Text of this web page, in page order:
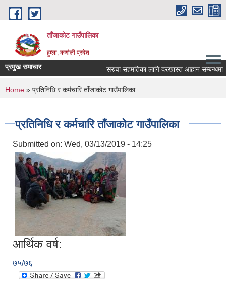
Skip to main content
ताँजाकोट गाउँपालिका
हुम्ला, कर्णाली प्रदेश
प्रमुख समाचार सरुवा सहमतिका लागि दरखास्त आहान सम्बन्धमा
You are here
Home » प्रतिनिधि र कर्मचारि ताँजाकोट गाउँपालिका
प्रतिनिधि र कर्मचारि ताँजाकोट गाउँपालिका
Submitted on: Wed, 03/13/2019 - 14:25
आर्थिक वर्ष:
७५/७६